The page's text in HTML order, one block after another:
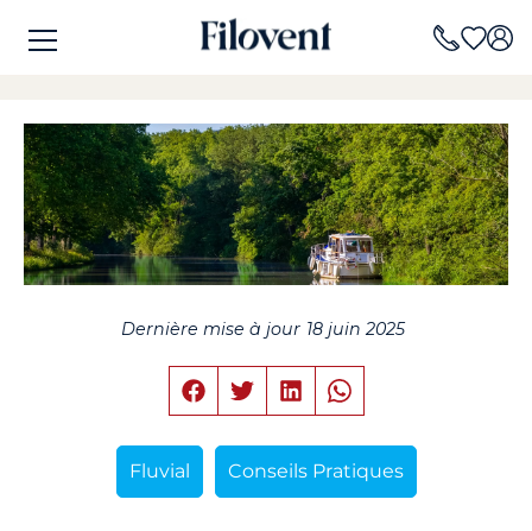
Dernière mise à jour 18 juin 2025
Fluvial Conseils Pratiques